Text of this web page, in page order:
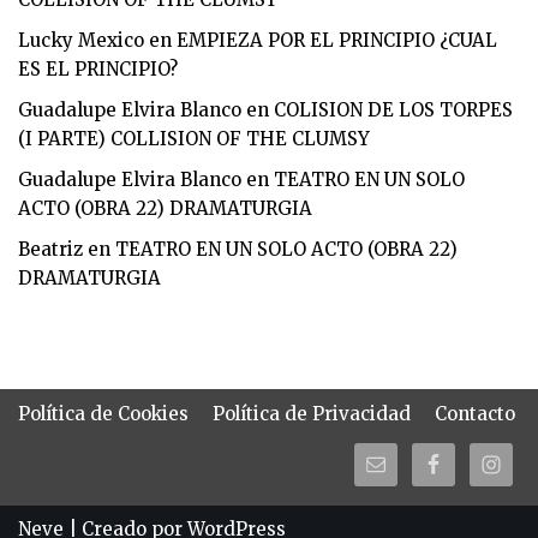
Lucky Mexico en EMPIEZA POR EL PRINCIPIO ¿CUAL
ES EL PRINCIPIO?
Guadalupe Elvira Blanco en COLISION DE LOS TORPES
(I PARTE) COLLISION OF THE CLUMSY
Guadalupe Elvira Blanco en TEATRO EN UN SOLO
ACTO (OBRA 22) DRAMATURGIA
Beatriz en TEATRO EN UN SOLO ACTO (OBRA 22)
DRAMATURGIA
Política de Cookies Política de Privacidad Contacto
Neve | Creado porWordPress